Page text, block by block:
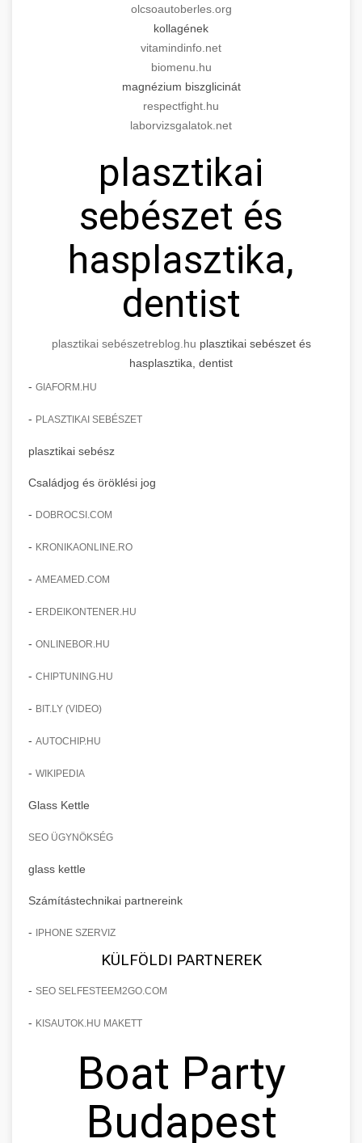
olcsoautoberles.org
kollagének
vitamindinfo.net
biomenu.hu
magnézium biszglicinát
respectfight.hu
laborvizsgalatok.net
plasztikai
sebészet és
hasplasztika,
dentist
plasztikai sebészetreblog.hu plasztikai sebészet és
hasplasztika, dentist
- GIAFORM.HU
- PLASZTIKAI SEBÉSZET
plasztikai sebész
Családjog és öröklési jog
- DOBROCSI.COM
- KRONIKAONLINE.RO
- AMEAMED.COM
- ERDEIKONTENER.HU
- ONLINEBOR.HU
- CHIPTUNING.HU
- BIT.LY (VIDEO)
- AUTOCHIP.HU
- WIKIPEDIA
Glass Kettle
SEO ÜGYNÖKSÉG
glass kettle
Számítástechnikai partnereink
- IPHONE SZERVIZ
KÜLFÖLDI PARTNEREK
- SEO SELFESTEEM2GO.COM
- KISAUTOK.HU MAKETT
Boat Party
Budapest